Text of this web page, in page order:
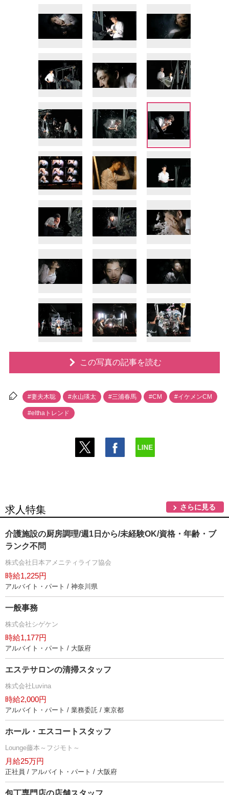
この写真の記事を読む
#妻夫木聡 #永山瑛太 #三浦春馬 #CM #イケメンCM
#elthaトレンド
求人特集 さらに見る
介護施設の厨房調理/週1日から/未経験OK/資格・年齢・ブ
ランク不問
株式会社日本アメニティライフ協会
時給1,225円
アルバイト・パート / 神奈川県
一般事務
株式会社シゲケン
時給1,177円
アルバイト・パート / 大阪府
エステサロンの清掃スタッフ
株式会社Luvina
時給2,000円
アルバイト・パート / 業務委託 / 東京都
ホール・エスコートスタッフ
Lounge藤本～フジモト～
月給25万円
正社員 / アルバイト・パート / 大阪府